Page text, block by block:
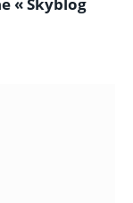
« Skyblog